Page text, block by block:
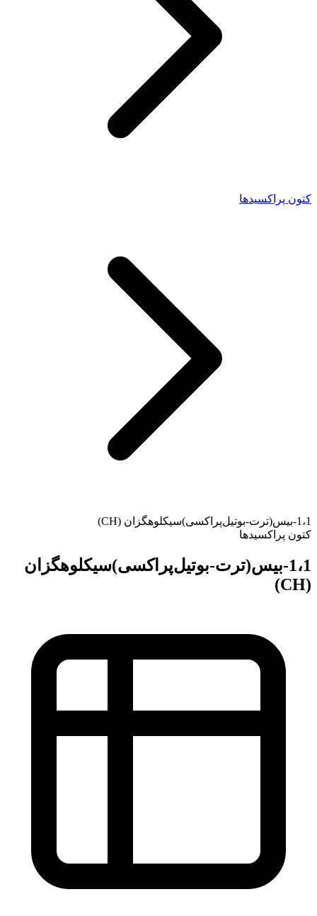
کتون پراکسیدها
1،1-بیس(ترت-بوتیل‌پراکسی)سیکلوهگزان (CH)
کتون پراکسیدها
1،1-بیس(ترت-بوتیل‌پراکسی)سیکلوهگزان
(CH)